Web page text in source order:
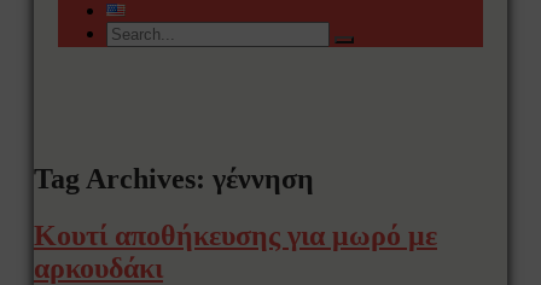
Tag Archives: γέννηση
Κουτί αποθήκευσης για μωρό με
αρκουδάκι